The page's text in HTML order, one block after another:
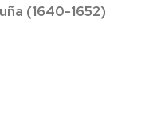
(1640-1652)